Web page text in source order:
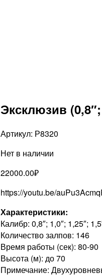
Эксклюзив
Артикул: Р8320
Нет в наличии
22000.00₽
https://youtu.be/
Характеристики:
Калибр: 0,8″; 1,0″; 1,25″;
Количество залпов: 146
Время работы (сек): 80-90
Высота (м): до 70
Примечание: